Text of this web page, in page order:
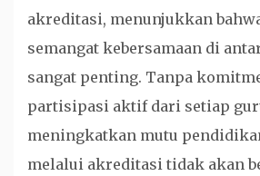
akreditasi, menunjukkan
semangat kebersamaan di
sangat penting. Tanpa
partisipasi aktif dari setiap
meningkatkan mutu
melalui akreditasi tidak akan